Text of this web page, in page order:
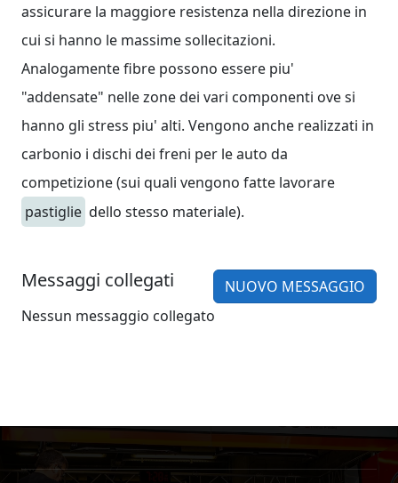
assicurare la maggiore resistenza nella direzione in
cui si hanno le massime sollecitazioni.
Analogamente fibre possono essere piu'
"addensate" nelle zone dei vari componenti ove si
hanno gli stress piu' alti. Vengono anche realizzati in
carbonio i dischi dei freni per le auto da
competizione (sui quali vengono fatte lavorare
pastiglie dello stesso materiale).
Messaggi collegati
NUOVO MESSAGGIO
Nessun messaggio collegato